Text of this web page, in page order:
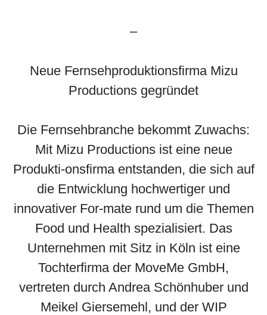
–
Neue Fernsehproduktionsfirma Mizu
Productions gegründet
Die Fernsehbranche bekommt Zuwachs:
Mit Mizu Productions ist eine neue
Produkti-onsfirma entstanden, die sich auf
die Entwicklung hochwertiger und
innovativer For-mate rund um die Themen
Food und Health spezialisiert. Das
Unternehmen mit Sitz in Köln ist eine
Tochterfirma der MoveMe GmbH,
vertreten durch Andrea Schönhuber und
Meikel Giersemehl, und der WIP